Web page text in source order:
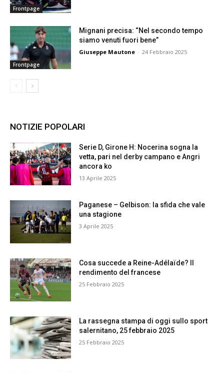
Frontpage
Frontpage
Mignani precisa: “Nel secondo tempo
siamo venuti fuori bene”
Giuseppe Mautone - 24 Febbraio 2025
NOTIZIE POPOLARI
Serie D, Girone H: Nocerina sogna la
vetta, pari nel derby campano e Angri
ancora ko
13 Aprile 2025
Paganese – Gelbison: la sfida che vale
una stagione
3 Aprile 2025
Cosa succede a Reine-Adélaïde? Il
rendimento del francese
25 Febbraio 2025
La rassegna stampa di oggi sullo sport
salernitano, 25 febbraio 2025
25 Febbraio 2025